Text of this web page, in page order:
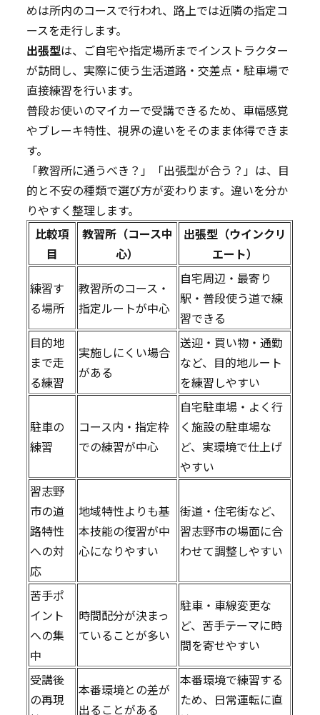
めは所内のコースで行われ、路上では近隣の指定コ
ースを走行します。
出張型は、ご自宅や指定場所までインストラクター
が訪問し、実際に使う生活道路・交差点・駐車場で
直接練習を行います。
普段お使いのマイカーで受講できるため、車幅感覚
やブレーキ特性、視界の違いをそのまま体得できま
す。
「教習所に通うべき？」「出張型が合う？」は、目
的と不安の種類で選び方が変わります。違いを分か
りやすく整理します。
比較項
目
教習所（コース中
心）
出張型（ウインクリ
エート）
練習す
る場所
教習所のコース・
指定ルートが中心
自宅周辺・最寄り
駅・普段使う道で練
習できる
目的地
まで走
る練習
実施しにくい場合
がある
送迎・買い物・通勤
など、目的地ルート
を練習しやすい
駐車の
練習
コース内・指定枠
での練習が中心
自宅駐車場・よく行
く施設の駐車場な
ど、実環境で仕上げ
やすい
習志野
市の道
路特性
への対
応
地域特性よりも基
本技能の復習が中
心になりやすい
街道・住宅街など、
習志野市の場面に合
わせて調整しやすい
苦手ポ
イント
への集
中
時間配分が決まっ
ていることが多い
駐車・車線変更な
ど、苦手テーマに時
間を寄せやすい
受講後
の再現
本番環境との差が
出ることがある
本番環境で練習する
ため、日常運転に直